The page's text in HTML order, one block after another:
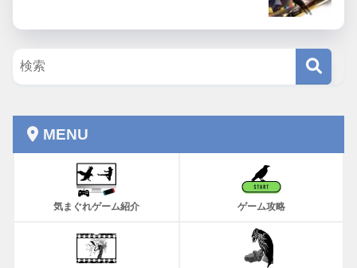
MENU
気まぐれゲーム紹介 ゲーム攻略